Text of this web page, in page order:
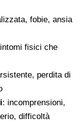
fobie, ansia
fisici che
perdita di
: incomprensioni,
difficoltà